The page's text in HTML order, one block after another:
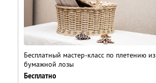
Бесплатный мастер-класс по плетению из
бумажной лозы
Бесплатно